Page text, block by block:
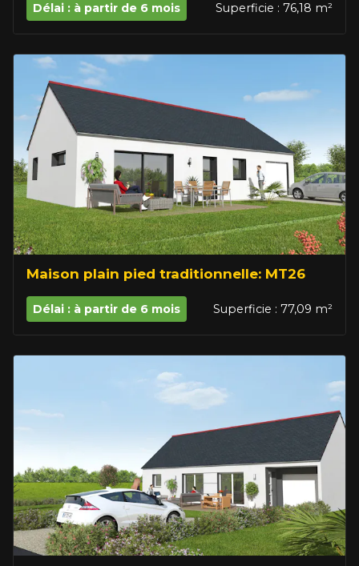
Délai : à partir de 6 mois Superficie : 76,18 m²
Maison plain pied traditionnelle: MT26
Délai : à partir de 6 mois Superficie : 77,09 m²